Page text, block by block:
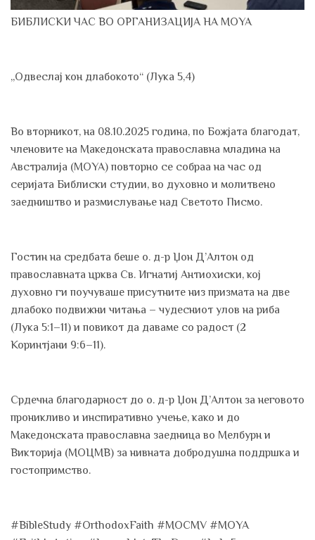
БИБЛИСКИ ЧАС ВО ОРГАНИЗАЦИЈА НА MOYA
„Одвеслај кон длабокото“ (Лука 5,4)
Во вторникот, на 08.10.2025 година, по Божјата благодат,
членовите на Македонската православна младина на
Австралија (MOYA) повторно се собраа на час од
серијата Библиски студии, во духовно и молитвено
заедништво и размислување над Светото Писмо.
Гостин на средбата беше о. д-р Џон Д’Алтон од
православната црква Св. Игнатиј Антиохиски, кој
духовно ги поучуваше присутните низ призмата на две
длабоко подвижни читања – чудесниот улов на риба
(Лука 5:1–11) и повикот да даваме со радост (2
Коринтјани 9:6–11).
Срдечна благодарност до о. д-р Џон Д’Алтон за неговото
проникливо и инспиративно учење, како и до
Македонската православна заедница во Мелбурн и
Викторија (МОЦМВ) за нивната добродушна поддршка и
гостопримство.
#BibleStudy #OrthodoxFaith #MOCMV #MOYA